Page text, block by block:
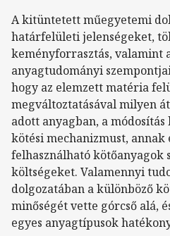
A kitüntetett műegyetemi
határfelületi jelenségeket,
keményforrasztás, valamint
anyagtudományi
hogy az elemzett matéria
megváltoztatásával milyen
adott anyagban, a
kötési mechanizmust, annak
felhasználható kötőanyagok
költségeket. Valamennyi
dolgozatában a különböző
minőségét vette górcső alá,
egyes anyagtípusok